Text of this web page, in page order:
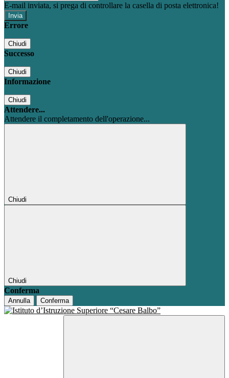
E-mail inviata, si prega di controllare la casella di posta elettronica!
Errore
Chiudi
Successo
Chiudi
Informazione
Chiudi
Attendere...
Attendere il completamento dell'operazione...
Chiudi
Chiudi
Conferma
Annulla Conferma